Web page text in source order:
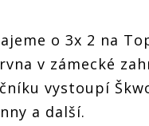
o 3x 2 na
v zámecké
vystoupí
a další.